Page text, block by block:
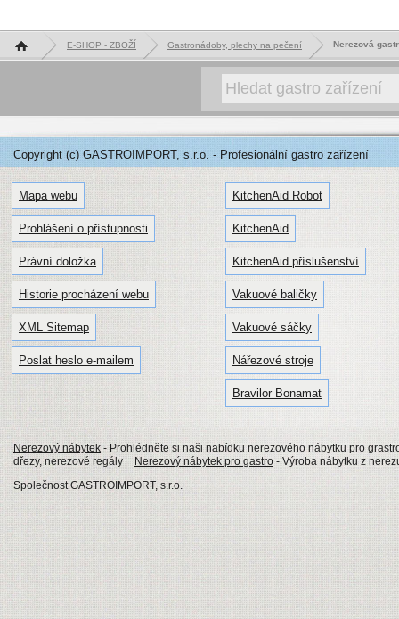
Hlavní stránka E-SHOP - ZBOŽÍ Gastronádoby, plechy na pečení Nerezová
Copyright (c) GASTROIMPORT, s.r.o. - Profesionální gastro zařízení
Mapa webu
Prohlášení o přístupnosti
Právní doložka
Historie procházení webu
XML Sitemap
Poslat heslo e-mailem
KitchenAid Robot
KitchenAid
KitchenAid příslušenství
Vakuové baličky
Vakuové sáčky
Nářezové stroje
Bravilor Bonamat
Nerezový nábytek - Prohlédněte si naši nabídku nerezového nábytku pro
dřezy, nerezové regály
Nerezový nábytek pro gastro - Výroba nábytku z
Společnost GASTROIMPORT, s.r.o.